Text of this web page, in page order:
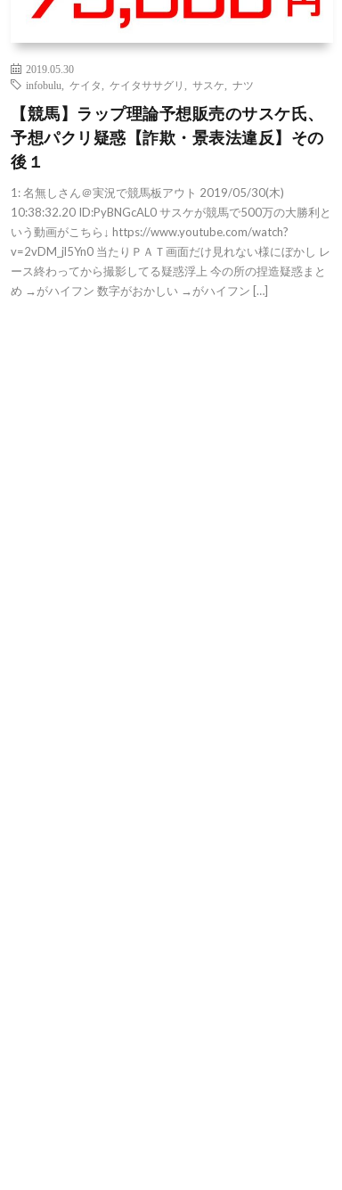
2019.05.30
infobulu
,ケイタ ,ケイタササグリ ,サスケ ,ナツ
【競馬】ラップ理論予想販売のサスケ氏、
予想パクリ疑惑【詐欺・景表法違反】その
後１
1: 名無しさん＠実況で競馬板アウト 2019/05/30(木)
10:38:32.20 ID:PyBNGcAL0 サスケが競馬で500万の大勝利と
いう動画がこちら↓ https://www.youtube.com/watch?
v=2vDM_jl5Yn0 当たりＰＡＴ画面だけ見れない様にぼかし レ
ース終わってから撮影してる疑惑浮上 今の所の捏造疑惑まと
め →がハイフン 数字がおかしい →がハイフン […]